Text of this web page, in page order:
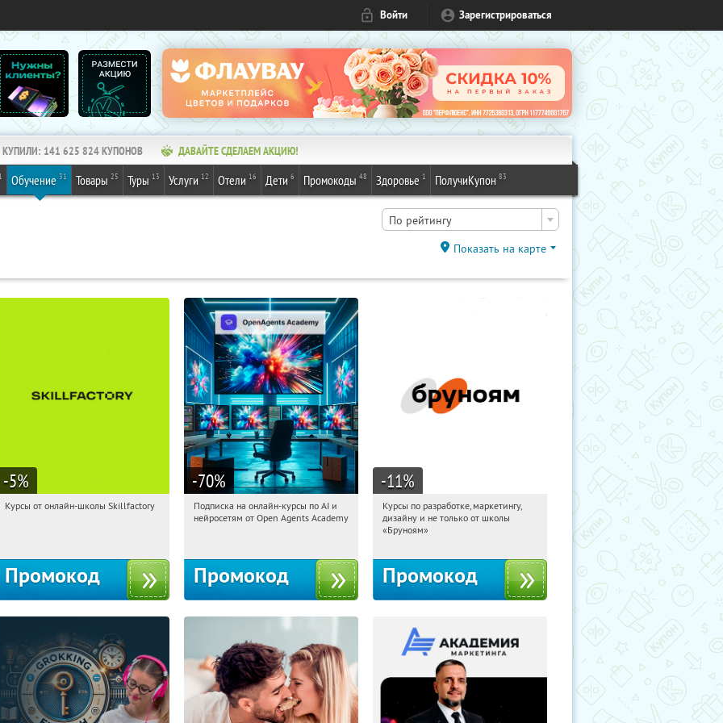
Войти Зарегистрироваться
КУПИЛИ: 141 625 824КУПОНОВ ДАВАЙТЕ СДЕЛАЕМ АКЦИЮ!
1 Обучение 31 Товары 25 Туры 13 Услуги 12 Отели 16 Дети 6 Промокоды 48 Здоровье 1 ПолучиКупон 83
По рейтингу
Показать на карте
-5%
23:26:58
Получи первым!
Курсы от онлайн-школы Skillfactory
Промокод
-70%
23:26:58 Получили:
Подписка на онлайн-курсы по AI и
нейросетям от Open Agents Academy
Промокод
-11%
23:26:58
Получи первым!
Россия
Курсы по разработке, маркетингу,
дизайну и не только от школы
«Бруноям»
Промокод